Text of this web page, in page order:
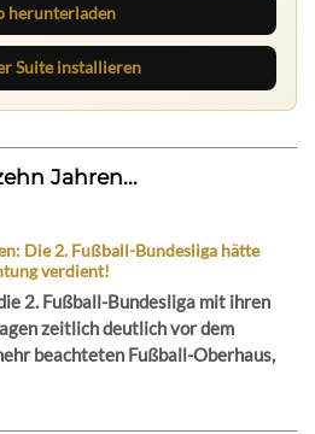
herunterladen
Suite installieren
Jahren...
Die 2. Fußball-Bundesliga hätte
verdient!
2. Fußball-Bundesliga mit ihren
zeitlich deutlich vor dem
beachteten Fußball-Oberhaus,